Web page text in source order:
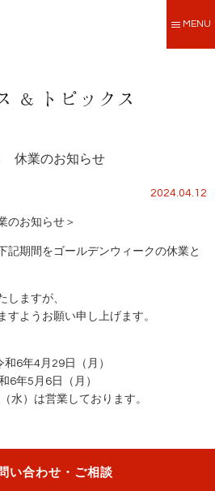
MENU
休業のお知らせ
2024.04.12
のお知らせ＞
記期間をゴールデンウィークの休業と
しますが、
すようお願い申し上げます。
6年4月29日（月）
6年5月6日（月）
水）は営業しております。
い合わせ・ご相談